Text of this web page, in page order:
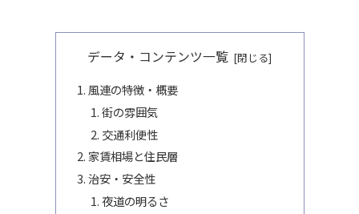
データ・コンテンツ一覧
風連の特徴・概要
街の雰囲気
交通利便性
家賃相場と住民層
治安・安全性
夜道の明るさ